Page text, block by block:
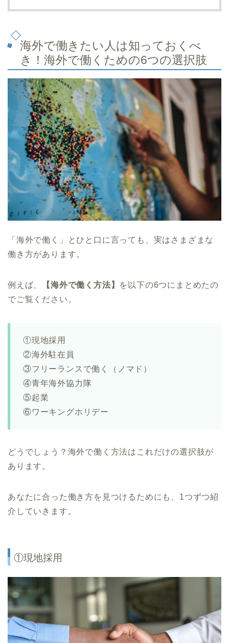
海外で働きたい人は知っておくべ
き！海外で働くための6つの選択肢
「海外で働く」とひと口に言っても、実はさまざまな
働き方があります。
例えば、 【海外で働く方法】 を以下の6つにまとめたの
でご覧ください。
①現地採用
②海外駐在員
③フリーランスで働く（ノマド）
④青年海外協力隊
⑤起業
⑥ワーキングホリデー
どうでしょう？海外で働く方法はこれだけの選択肢が
あります。
あなたに合った働き方を見つけるためにも、1つずつ紹
介していきます。
①現地採用